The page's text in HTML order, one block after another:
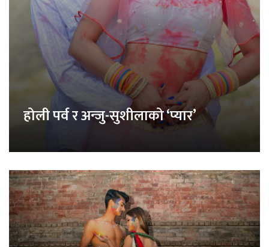
होली पर्व र अन्जु-सुशीलाको ‘प्यार’